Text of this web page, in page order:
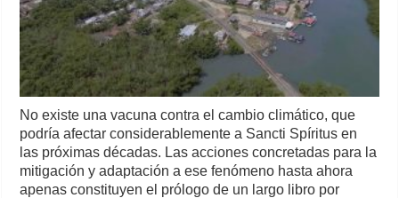
No existe una vacuna contra el cambio climático, que
podría afectar considerablemente a Sancti Spíritus en
las próximas décadas. Las acciones concretadas para la
mitigación y adaptación a ese fenómeno hasta ahora
apenas constituyen el prólogo de un largo libro por